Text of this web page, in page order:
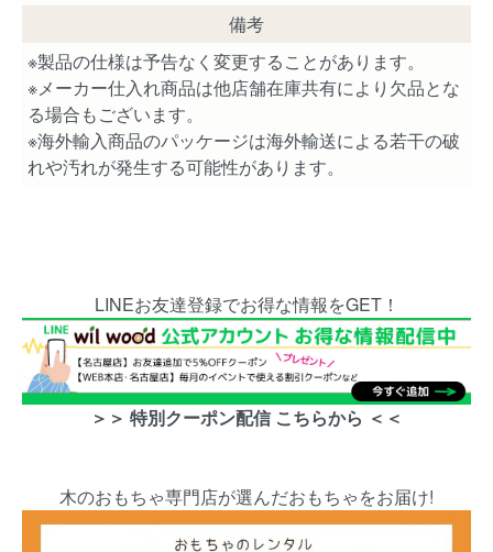
備考
※製品の仕様は予告なく変更することがあります。
※メーカー仕入れ商品は他店舗在庫共有により欠品とな
る場合もございます。
※海外輸入商品のパッケージは海外輸送による若干の破
れや汚れが発生する可能性があります。
LINEお友達登録でお得な情報をGET！
＞＞ 特別クーポン配信 こちらから ＜＜
木のおもちゃ専門店が選んだおもちゃをお届け!